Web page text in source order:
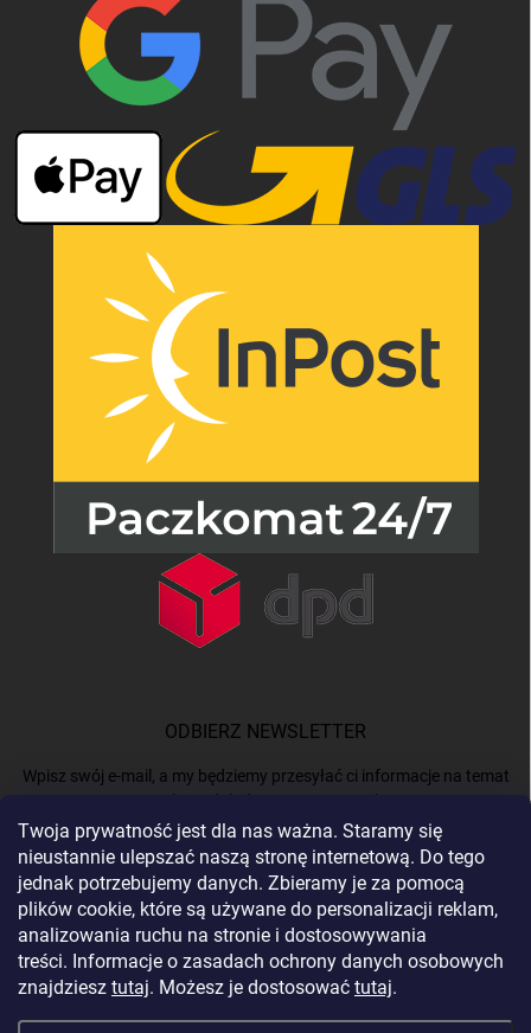
Twoja prywatność jest dla nas ważna. Staramy się
nieustannie ulepszać naszą stronę internetową. Do tego
jednak potrzebujemy danych. Zbieramy je za pomocą
plików cookie, które są używane do personalizacji reklam,
analizowania ruchu na stronie i dostosowywania
treści. Informacje o zasadach ochrony danych osobowych
znajdziesz tutaj. Możesz je dostosować tutaj.
ODBIERZ NEWSLETTER
Wpisz swój e-mail, a my będziemy przesyłać ci informacje na temat
nowych produktów na naszym e-shop.
E-MAIL
Podając e-mail, akceptujeszpolitykę prywatności.
Zaloguj się